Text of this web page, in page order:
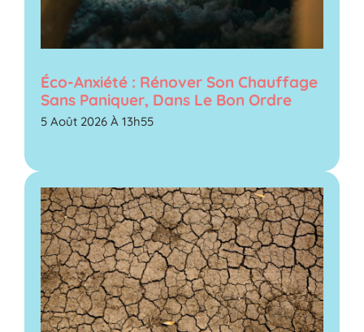
Éco-Anxiété : Rénover Son Chauffage
Sans Paniquer, Dans Le Bon Ordre
5 Août 2026 À 13h55